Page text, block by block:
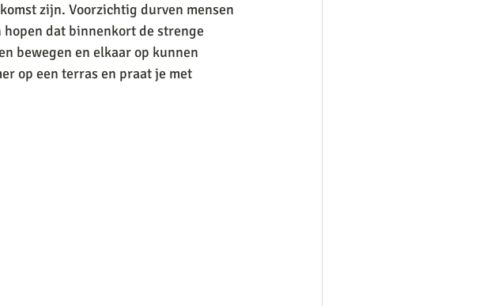
zijn. Voorzichtig durven mensen
dat binnenkort de strenge
bewegen en elkaar op kunnen
op een terras en praat je met